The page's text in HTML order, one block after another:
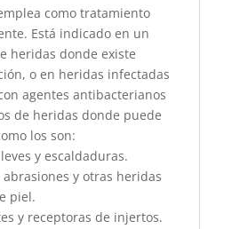
emplea como tratamiento
Está indicado en un
heridas donde existe
o en heridas infectadas
agentes antibacterianos
de heridas donde puede
los son:
y escaldaduras.
abrasiones y otras heridas
piel.
y receptoras de injertos.